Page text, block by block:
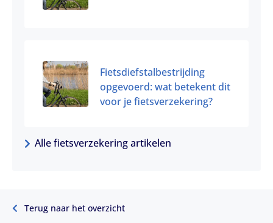
Fietsdiefstalbestrijding
opgevoerd: wat betekent dit
voor je fietsverzekering?
Alle fietsverzekering artikelen
Terug naar het overzicht